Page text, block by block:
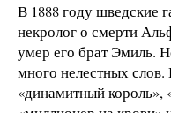
В 1888 году шведские
некролог о смерти
умер его брат Эмиль.
много нелестных
«динамитный король»,